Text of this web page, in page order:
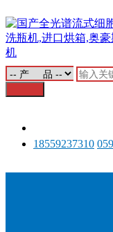
18559237310